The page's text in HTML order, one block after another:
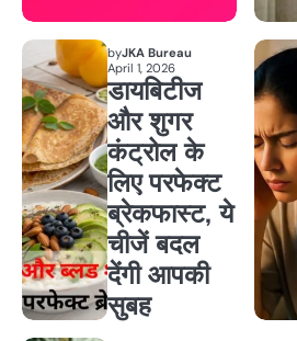
byJKA Bureau
April 1, 2026
डायबिटीज
और शुगर
कंट्रोल के
लिए परफेक्ट
ब्रेकफास्ट, ये
चीजें बदल
देंगी आपकी
सुबह